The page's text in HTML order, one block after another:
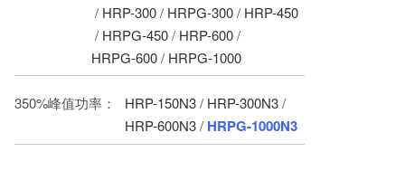
/ HRP-300/ HRPG-300/ HRP-450
/ HRPG-450/ HRP-600/
HRPG-600/ HRPG-1000
350%峰值功率： HRP-150N3/ HRP-300N3/
HRP-600N3/ HRPG-1000N3